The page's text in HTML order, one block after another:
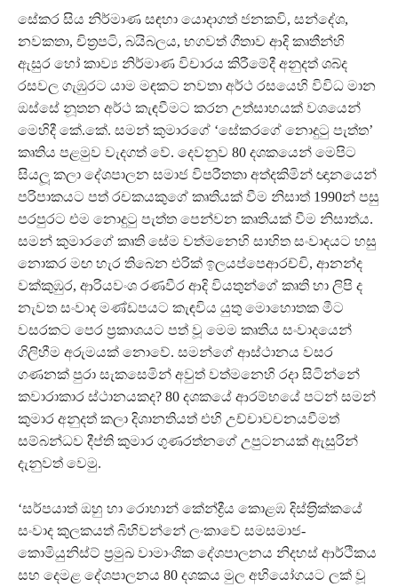
සේකර සිය නිර්මාණ සඳහා යොදාගත් ජනකවි, සන්දේශ,
නවකතා, චිත‍්‍රපටි, බයිබලය, භගවත් ගීතාව ආදි කෘතීන්හි
ඇසුර හෝ කාව්‍ය නිර්මාණ විචාරය කිරීමේදී අනුදත් ශබ්ද
රසවල ගැඹුරට යාම මඳකට නවතා අර්ථ රසයෙහි විවිධ මාන
ඔස්සේ නූතන අර්ථ කැඳවීමට කරන උත්සාහයක් වශයෙන්
මෙහිදී කේ.කේ. සමන් කුමාරගේ ‘සේකරගේ නොදුටු පැත්ත’
කෘතිය පළමුව වැදගත් වේ. දෙවනුව 80 දශකයෙන් මෙපිට
සියලූ‍ කලා දේශපාලන සමාජ විපරීතතා අත්දකිමින් ඥානයෙන්
පරිපාකයට පත් රචකයකුගේ කෘතියක් වීම නිසාත් 1990න් පසු
පරපුරට එම නොදුටු පැත්ත පෙන්වන කෘතියක් වීම නිසාත්ය.
සමන් කුමාරගේ කෘති සේම වත්මනෙහි සාහිත සංවාදයට හසු
නොකර මඟ හැර තිබෙන එරික් ඉලයප්පෙආරච්චි, ආනන්ද
වක්කුඹුර, ආරියවංශ රණවීර ආදි වියතුන්ගේ කෘති හා ලිපි ද
නැවත සංවාද මණ්ඩපයට කැඳවිය යුතු මොහොතක මීට
වසරකට පෙර ප‍්‍රකාශයට පත් වූ මෙම කෘතිය සංවාදයෙන්
ගිලිහීම අරුමයක් නොවේ. සමන්ගේ ආස්ථානය වසර
ගණනක් පුරා සැකසෙමින් අවුත් වත්මනෙහි රදා සිටින්නේ
කවාරාකාර ස්ථානයකද? 80 දශකයේ ආරම්භයේ පටන් සමන්
කුමාර අනුදත් කලා දිශානතියත් එහි උච්චාවචනයවීමත්
සම්බන්ධව දීප්ති කුමාර ගුණරත්නගේ උපුටනයක් ඇසුරින්
දැනුවත් වෙමු.
‘සර්පයාත් ඔහු හා රොහාන් කේන්ද්‍රීය කොළඹ දිස්ත‍්‍රික්කයේ
සංවාද කුලකයත් බිහිවන්නේ ලංකාවේ සමසමාජ-
කොමියුනිස්ට් ප‍්‍රමුඛ වාමාංශික දේශපාලනය නිදහස් ආර්ථිකය
සහ දෙමළ දේශපාලනය 80 දශකය මුල අභියෝගයට ලක් වූ